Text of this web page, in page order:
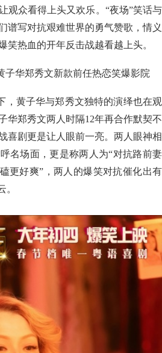
观众看得上头又欢乐。“夜场”笑话与
谱写对抗艰难世界的勇气赞歌，情义
笑热血的开年反击战越看越上头。
子华郑秀文新款前任热恋笑爆影院
，黄子华与郑秀文独特的演绎也在观
华郑秀文两人时隔12年再合作默契不
喜剧更是让人眼前一亮。两人眼神相
名场面，更是称两人为“对抗路前妻
更好爽”，两人的爆笑对抗催化出有
。